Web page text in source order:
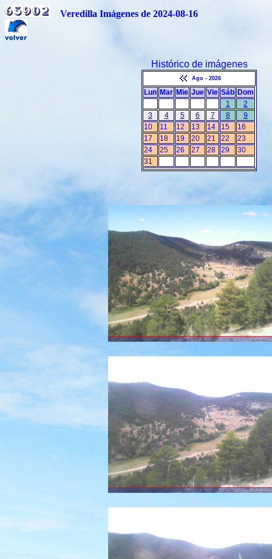
Veredilla Imágenes de 2024-08-16
Histórico de imágenes
Ago - 2026
Lun Mar Mie Jue Vie Sáb Dom
1
2
3
4 5 6 7 8
9
10
11 12 13 14 15
16
17
18 19 20 21 22
23
24
25 26 27 28 29
30
31